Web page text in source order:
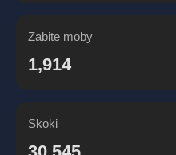
Zabite moby
1,914
Skoki